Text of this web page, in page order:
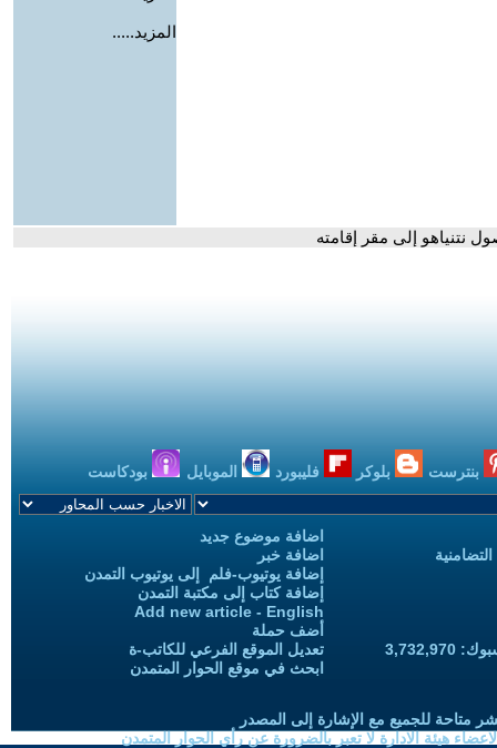
المزيد.....
نتنياهو إلى مقر إقامته
بنترست بلوكر فليبورد الموبايل بودكاست
اضافة موضوع جديد
اضافة خبر
إضافة يوتيوب-فلم إلى يوتيوب التمدن
إضافة كتاب إلى مكتبة التمدن
Add new article - English
أضف حملة
تعديل الموقع الفرعي للكاتب-ة
ابحث في موقع الحوار المتمدن
متاحة للجميع مع الإشارة إلى المصدر
هيئة الادارة لا تعبر بالضرورة عن رأي الحوار المتمدن